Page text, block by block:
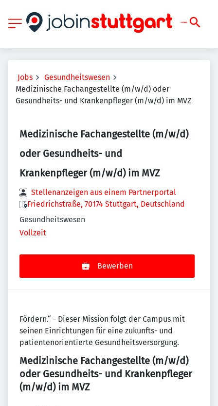
Jobs
Gesundheitswesen
Medizinische Fachangestellte (m/w/d) oder
Gesundheits- und Krankenpfleger (m/w/d) im MVZ
Medizinische Fachangestellte (m/w/d)
oder Gesundheits- und
Krankenpfleger (m/w/d) im MVZ
Stellenanzeigen aus einem Partnerportal
Friedrichstraße, 70174 Stuttgart, Deutschland
Gesundheitswesen
Vollzeit
Bewerben
Fördern.“ - Dieser Mission folgt der Campus mit
seinen Einrichtungen für eine zukunfts- und
patientenorientierte Gesundheitsversorgung.
Medizinische Fachangestellte (m/w/d)
oder Gesundheits- und Krankenpfleger
(m/w/d) im MVZ